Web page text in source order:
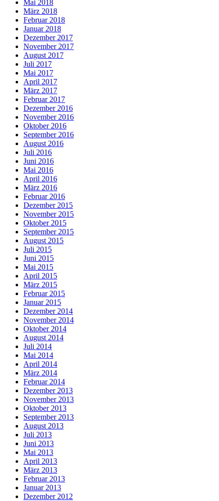
Mai 2018
März 2018
Februar 2018
Januar 2018
Dezember 2017
November 2017
August 2017
Juli 2017
Mai 2017
April 2017
März 2017
Februar 2017
Dezember 2016
November 2016
Oktober 2016
September 2016
August 2016
Juli 2016
Juni 2016
Mai 2016
April 2016
März 2016
Februar 2016
Dezember 2015
November 2015
Oktober 2015
September 2015
August 2015
Juli 2015
Juni 2015
Mai 2015
April 2015
März 2015
Februar 2015
Januar 2015
Dezember 2014
November 2014
Oktober 2014
August 2014
Juli 2014
Mai 2014
April 2014
März 2014
Februar 2014
Dezember 2013
November 2013
Oktober 2013
September 2013
August 2013
Juli 2013
Juni 2013
Mai 2013
April 2013
März 2013
Februar 2013
Januar 2013
Dezember 2012